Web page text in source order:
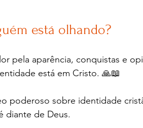
está olhando?
pela aparência, conquistas e
está em Cristo. 🙏📖
poderoso sobre identidade
diante de Deus.